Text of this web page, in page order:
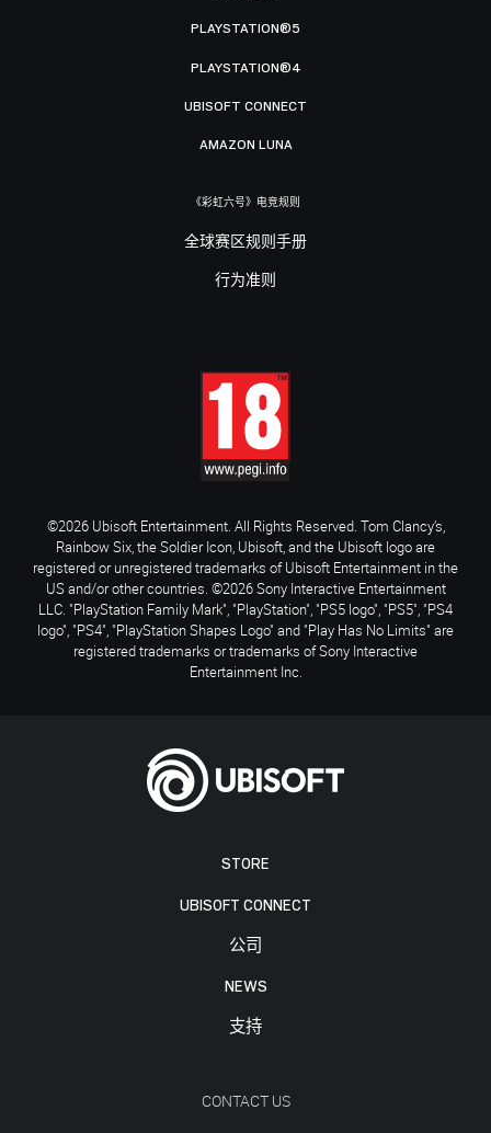
STORE
UBISOFT CONNECT
公司
NEWS
支持
CONTACT US
PLAYSTATION®5
PLAYSTATION®4
UBISOFT CONNECT
AMAZON LUNA
《彩虹六号》电竞规则
全球赛区规则手册
行为准则
©2026 Ubisoft Entertainment. All Rights Reserved. Tom Clancy’s,
Rainbow Six, the Soldier Icon, Ubisoft, and the Ubisoft logo are
registered or unregistered trademarks of Ubisoft Entertainment in the
US and/or other countries. ©2026 Sony Interactive Entertainment
LLC. "PlayStation Family Mark", "PlayStation", "PS5 logo", "PS5", "PS4
logo", "PS4", "PlayStation Shapes Logo" and "Play Has No Limits" are
registered trademarks or trademarks of Sony Interactive
Entertainment Inc.